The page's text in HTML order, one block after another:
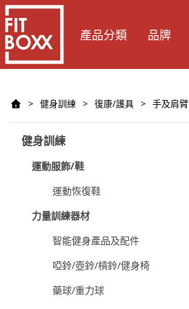
產品分類 品牌
> 健身訓練 > 復康/護具 > 手及肩臂
健身訓練
運動服飾/鞋
運動恢復鞋
力量訓練器材
智能健身產品及配件
啞鈴/壺鈴/槓鈴/健身椅
藥球/重力球